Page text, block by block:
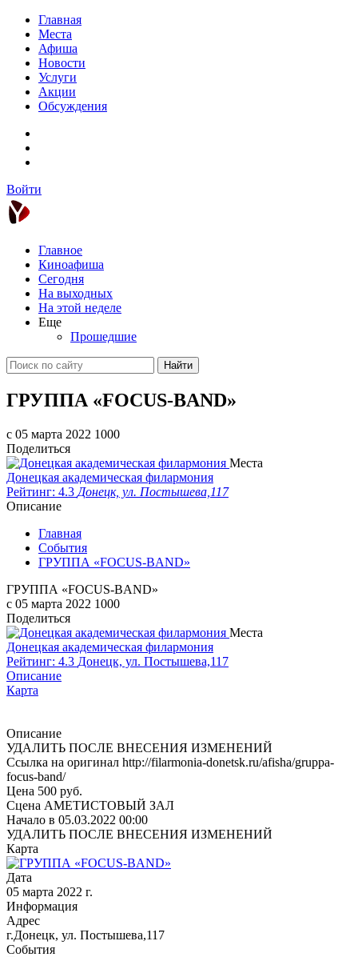
Главная
Места
Афиша
Новости
Услуги
Акции
Обсуждения
Войти
Главное
Киноафиша
Сегодня
На выходных
На этой неделе
Еще
Прошедшие
Найти
ГРУППА «FOCUS-BAND»
c 05 марта 2022 1000
Поделиться
Места
Донецкая академическая филармония
Рейтинг: 4.3 Донецк, ул. Постышева,117
Описание
Главная
События
ГРУППА «FOCUS-BAND»
ГРУППА «FOCUS-BAND»
c 05 марта 2022 1000
Поделиться
Места
Донецкая академическая филармония
Рейтинг: 4.3 Донецк, ул. Постышева,117
Описание
Карта
Описание
УДАЛИТЬ ПОСЛЕ ВНЕСЕНИЯ ИЗМЕНЕНИЙ
Ссылка на оригинал http://filarmonia-donetsk.ru/afisha/gruppa-
focus-band/
Цена 500 руб.
Сцена АМЕТИСТОВЫЙ ЗАЛ
Начало в 05.03.2022 00:00
УДАЛИТЬ ПОСЛЕ ВНЕСЕНИЯ ИЗМЕНЕНИЙ
Карта
Дата
05 марта 2022 г.
Информация
Адрес
г.Донецк, ул. Постышева,117
События